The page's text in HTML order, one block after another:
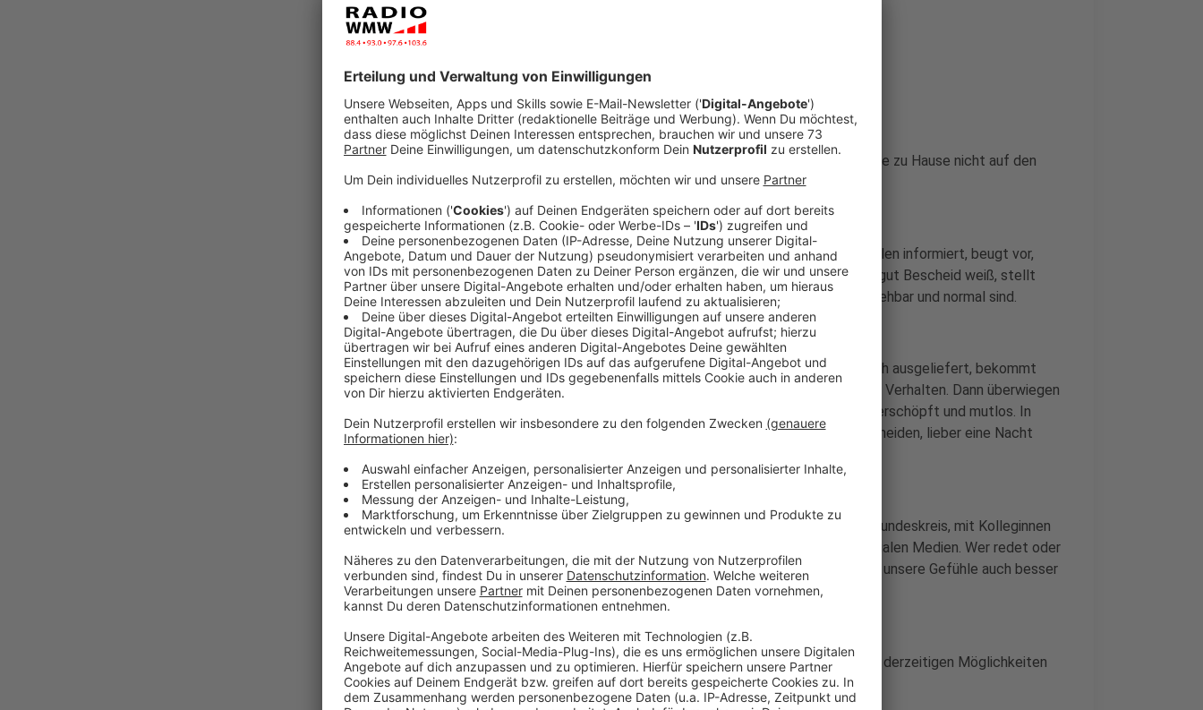
So fällt uns die Decke zu Haus nicht auf den Kopf
Anzeige
Der Malteser Seelsorger gibt folgende Tipps, damit uns die Decke zu Hause nicht auf den
Kopf fällt.
Bleiben Sie gut informiert!
Wer sich regelmäßig aus verlässlichen und unterschiedlichen Quellen informiert, beugt vor,
dass sich belastende Gedanken verselbstständigen können. Wer gut Bescheid weiß, stellt
Sicherheit in einer Situation her, wo Ängste und Sorgen nachvollziehbar und normal sind.
Nehmen Sie ihre Gefühle an!
Schnelle Gefühlswechsel sind in Krisen ganz normal: Man fühlt sich ausgeliefert, bekommt
Angst, verfällt in Panik, Zorn, Wut oder neigt auch zu aggressivem Verhalten. Dann überwiegen
aber wieder Leere, man fühlt sich niedergeschlagen, ausgelaugt, erschöpft und mutlos. In
diesem Wechselbad der Gefühle soll man nichts Wichtiges entscheiden, lieber eine Nacht
Sprechen Sie darüber!
Teilen Sie ihre Sorgen und Befürchtungen mit Angehörigen, im Freundeskreis, mit Kolleginnen
und Kollegen – am Telefon oder mit einer E-Mail und über die sozialen Medien. Wer redet oder
schreibt, muss auch seine Gefühle in Worte fassen. Damit können unsere Gefühle auch besser
verarbeitet werden. Das hilft in Krisensituationen.
Es ist unbedingt notwendig, die sozialen Kontakte im Rahmen der derzeitigen Möglichkeiten
aufrecht zu erhalten und zu pflegen.